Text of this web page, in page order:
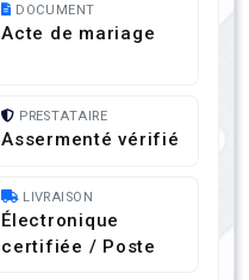
DOCUMENT
Acte de mariage
PRESTATAIRE
Assermenté vérifié
LIVRAISON
Électronique
certifiée / Poste